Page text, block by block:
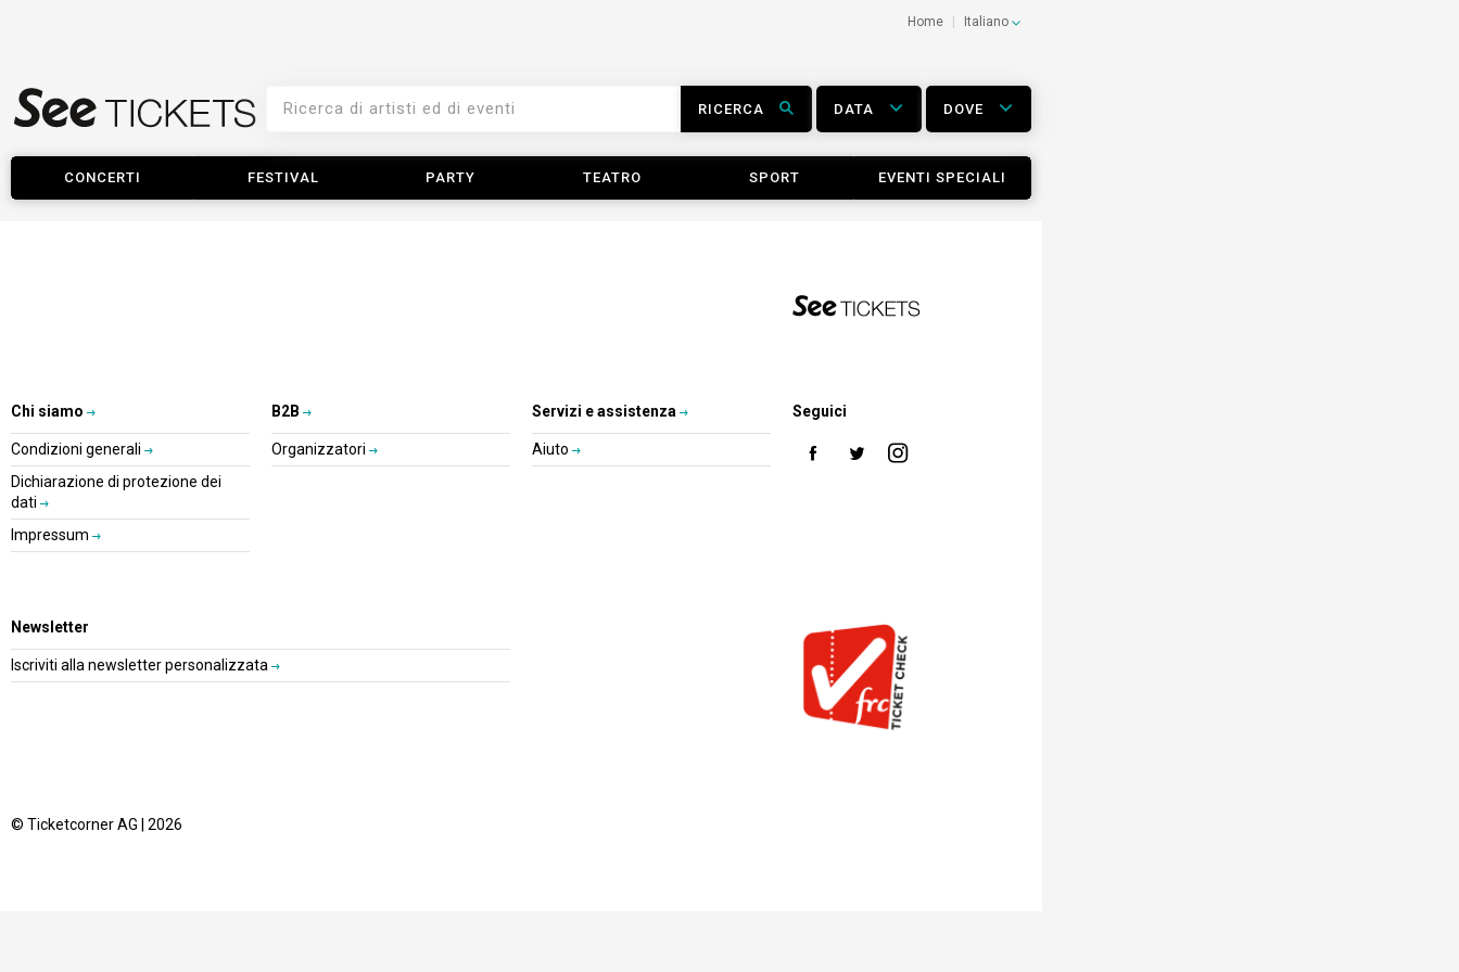
Home Italiano
RICERCA DATA DOVE
CONCERTI FESTIVAL PARTY TEATRO SPORT EVENTI SPECIALI
Chi siamo
Condizioni generali
Dichiarazione di protezione dei
dati
Impressum
B2B
Organizzatori
Servizi e assistenza
Aiuto
Seguici
Newsletter
Iscriviti alla newsletter personalizzata
© Ticketcorner AG | 2026